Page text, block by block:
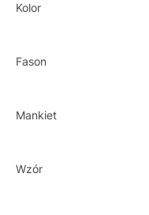
Kolor
Fason
Mankiet
Wzór